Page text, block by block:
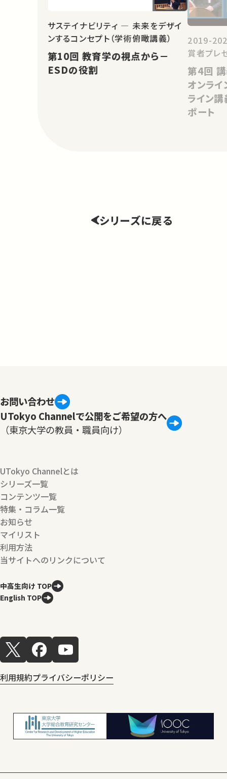
サステイナビリティ ― 未来をデザイ
ンするコンセプト（学術俯瞰講義）
第10回 教育学の視点から－
ESDの役割
2019-
賞者プレ
第4回 講義の一斉オンライン化と
オンラ
ライン
ポート
シリーズに戻る
お問い合わせ
UTokyo Channelで公開をご希望の方へ
（東京大学の教員・職員向け）
UTokyo Channelとは
シリーズ一覧
コンテンツ一覧
特集・コラム一覧
お知らせ
マイリスト
利用方法
当サイトへのリンクについて
中高生向け TOP
English TOP
利用規約プライバシーポリシー